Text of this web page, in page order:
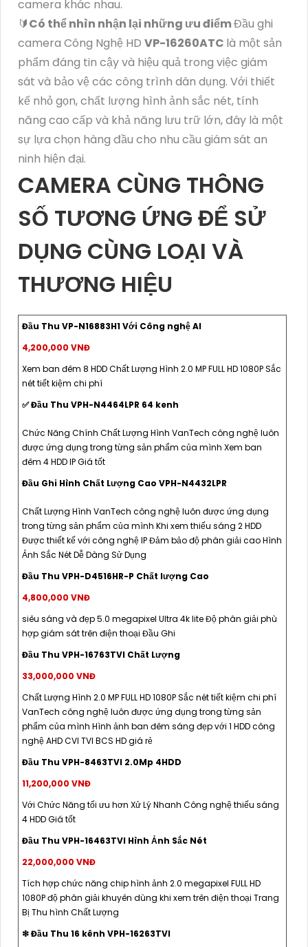
camera khác nhau.
🔰Có thể nhìn nhận lại những ưu điểmĐầu ghi
camera Công Nghệ HD VP-16260ATC là một sản
phẩm đáng tin cậy và hiệu quả trong việc giám
sát và bảo vệ các công trình dân dụng. Với thiết
kế nhỏ gọn, chất lượng hình ảnh sắc nét, tính
năng cao cấp và khả năng lưu trữ lớn, đây là một
sự lựa chọn hàng đầu cho nhu cầu giám sát an
ninh hiện đại.
CAMERA CÙNG THÔNG
SỐ TƯƠNG ỨNG ĐỂ SỬ
DỤNG CÙNG LOẠI VÀ
THƯƠNG HIỆU
Đầu Thu VP-N16883H1 Với Công nghệ AI
4,200,000 VNĐ
Xem ban đêm 8 HDD Chất Lượng Hình 2.0 MP FULL HD 1080P Sắc
nét tiết kiệm chi phí
✅ Đầu Thu VPH-N4464LPR 64 kenh
Chức Năng Chính Chất Lượng Hình VanTech công nghệ luôn
được ứng dụng trong từng sản phẩm của mình Xem ban
đêm 4 HDD IP Giá tốt
Đầu Ghi Hình Chất Lượng Cao VPH-N4432LPR
Chất Lượng Hình VanTech công nghệ luôn được ứng dụng
trong từng sản phẩm của mình Khi xem thiếu sáng 2 HDD
Được thiết kế với công nghệ IP Đảm bảo độ phân giải cao Hình
Ảnh Sắc Nét Dễ Dàng Sử Dụng
Đầu Thu VPH-D4516HR-P Chất lượng Cao
4,800,000 VNĐ
siêu sáng và đẹp 5.0 megapixel Ultra 4k lite Độ phân giải phù
hợp giám sát trên điện thoại Đầu Ghi
Đầu Thu VPH-16763TVI Chất Lượng
33,000,000 VNĐ
Chất Lượng Hình 2.0 MP FULL HD 1080P Sắc nét tiết kiệm chi phí
VanTech công nghệ luôn được ứng dụng trong từng sản
phẩm của mình Hình ảnh ban đêm sáng đẹp với 1 HDD công
nghệ AHD CVI TVI BCS HD giá rẻ
Đầu Thu VPH-8463TVI 2.0Mp 4HDD
11,200,000 VNĐ
Với Chức Năng tối ưu hơn Xử Lý Nhanh Công nghệ thiếu sáng
4 HDD Giá tốt
Đầu Thu VPH-16463TVI Hình Ảnh Sắc Nét
22,000,000 VNĐ
Tích hợp chức năng chip hình ảnh 2.0 megapixel FULL HD
1080P độ phân giải khuyên dùng khi xem trên điện thoại Trang
Bị Thu hình Chất Lượng
❇ Đầu Thu 16 kênh VPH-16263TVI